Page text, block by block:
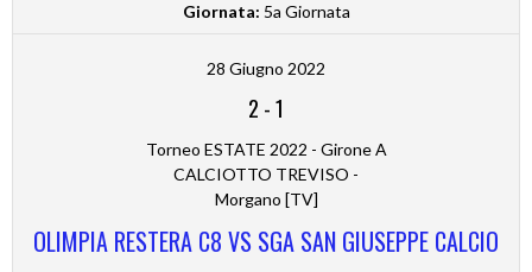
Giornata: 5a Giornata
28 Giugno 2022
2 -1
Torneo ESTATE 2022 - Girone A
CALCIOTTO TREVISO -
Morgano [TV]
OLIMPIA RESTERA C8 VS SGA SAN GIUSEPPE CALCIO